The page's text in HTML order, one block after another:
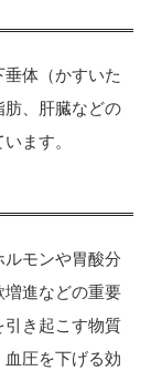
体（かすいた
肪、肝臓などの
ます。
モンや胃酸分
進などの重要
引き起こす物質
圧を下げる効